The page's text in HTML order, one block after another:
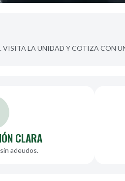
VISITA LA UNIDAD Y COTIZA CON
CLARA
adeudos.